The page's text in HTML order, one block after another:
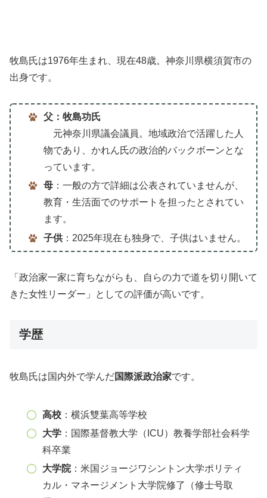
牧島氏は1976年生まれ、現在48歳。神奈川県横須賀市の
出身です。
父：牧島功氏
元神奈川県議会議員。地域政治で活躍した人
物であり、かれん氏の政治的バックボーンとな
っています。
母：一般の方で詳細は公表されていませんが、
教育・生活面でのサポートを担ったとされてい
ます。
子供：2025年現在も独身で、子供はいません。
「政治家一家に育ちながらも、自らの力で道を切り開いて
きた女性リーダー」としての評価が高いです。
学歴
牧島氏は国内外で学んだ国際派政治家です。
高校：横浜雙葉高等学校
大学：国際基督教大学（ICU）教養学部社会科学
科卒業
大学院：米国ジョージワシントン大学ポリティ
カル・マネージメント大学院修了（修士号取